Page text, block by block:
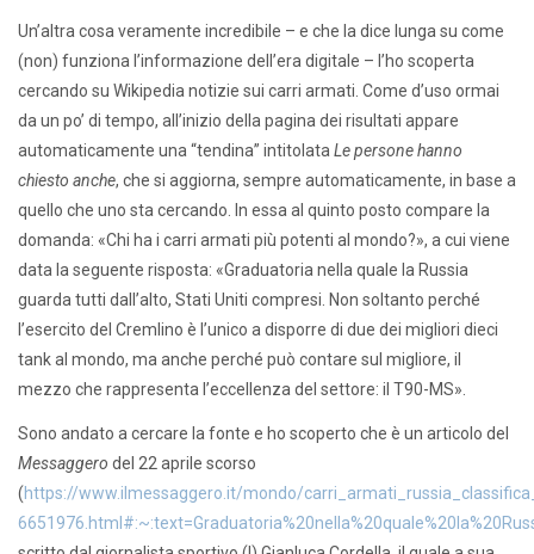
Un’altra cosa veramente incredibile – e che la dice lunga su come
(non) funziona l’informazione dell’era digitale – l’ho scoperta
cercando su Wikipedia notizie sui carri armati. Come d’uso ormai
da un po’ di tempo, all’inizio della pagina dei risultati appare
automaticamente una “tendina” intitolata Le persone hanno
chiesto anche, che si aggiorna, sempre automaticamente, in base a
quello che uno sta cercando. In essa al quinto posto compare la
domanda: «Chi ha i carri armati più potenti al mondo?», a cui viene
data la seguente risposta: «Graduatoria nella quale la Russia
guarda tutti dall’alto, Stati Uniti compresi. Non soltanto perché
l’esercito del Cremlino è l’unico a disporre di due dei migliori dieci
tank al mondo, ma anche perché può contare sul migliore, il
mezzo che rappresenta l’eccellenza del settore: il T90-MS».
Sono andato a cercare la fonte e ho scoperto che è un articolo del
Messaggero del 22 aprile scorso
(https://www.ilmessaggero.it/mondo/